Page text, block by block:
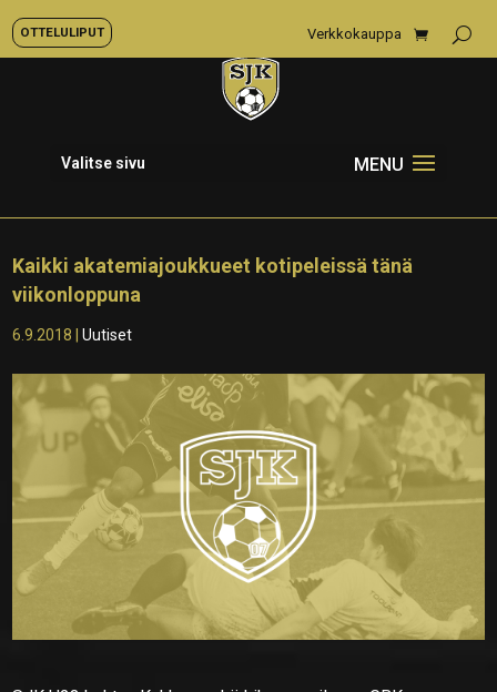
OTTELULIPUT Verkkokauppa
Valitse sivu
Kaikki akatemiajoukkueet kotipeleissä tänä
viikonloppuna
6.9.2018 |Uutiset